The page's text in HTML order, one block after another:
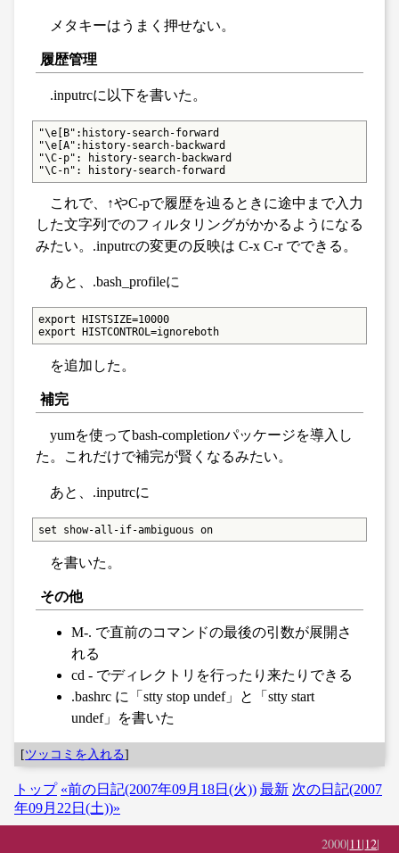
メタキーはうまく押せない。
履歴管理
.inputrcに以下を書いた。
"\e[B":history-search-forward
"\e[A":history-search-backward
"\C-p": history-search-backward
"\C-n": history-search-forward
これで、↑やC-pで履歴を辿るときに途中まで入力
した文字列でのフィルタリングがかかるようになる
みたい。.inputrcの変更の反映は C-x C-r でできる。
あと、.bash_profileに
export HISTSIZE=10000
export HISTCONTROL=ignoreboth
を追加した。
補完
yumを使ってbash-completionパッケージを導入し
た。これだけで補完が賢くなるみたい。
あと、.inputrcに
set show-all-if-ambiguous on
を書いた。
その他
M-. で直前のコマンドの最後の引数が展開さ
れる
cd - でディレクトリを行ったり来たりできる
.bashrc に「stty stop undef」と「stty start
undef」を書いた
[ツッコミを入れる]
トップ «前の日記(2007年09月18日(火)) 最新 次の日記(2007
年09月22日(土))»
2000|11|12|